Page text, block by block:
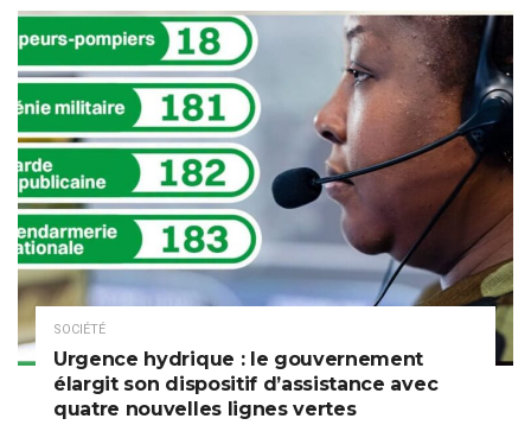
SOCIÉTÉ
Urgence hydrique : le gouvernement
élargit son dispositif d’assistance avec
quatre nouvelles lignes vertes